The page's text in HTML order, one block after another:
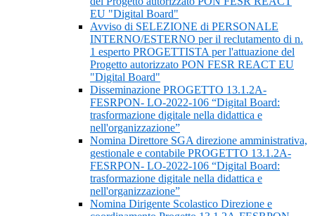
EU "Digital Board"
Avviso di SELEZIONE di PERSONALE
INTERNO/ESTERNO per il reclutamento di n.
1 esperto PROGETTISTA per l'attuazione del
Progetto autorizzato PON FESR REACT EU
"Digital Board"
Disseminazione PROGETTO 13.1.2A-
FESRPON- LO-2022-106 “Digital Board:
trasformazione digitale nella didattica e
nell'organizzazione”
Nomina Direttore SGA direzione amministrativa,
gestionale e contabile PROGETTO 13.1.2A-
FESRPON- LO-2022-106 “Digital Board:
trasformazione digitale nella didattica e
nell'organizzazione”
Nomina Dirigente Scolastico Direzione e